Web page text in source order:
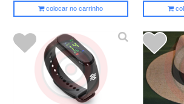
colocar no carrinho